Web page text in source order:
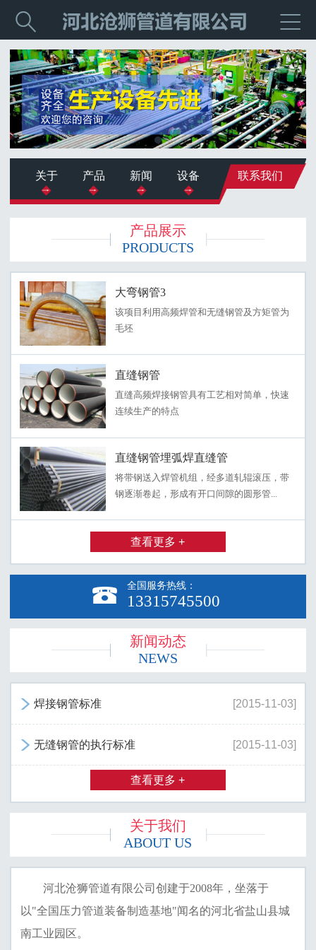


关于 产品 新闻 设备 联系我们
产品展示
PRODUCTS
大弯钢管3
该项目利用高频焊管和无缝钢管及方矩管为
毛坯
直缝钢管
直缝高频焊接钢管具有工艺相对简单，快速
连续生产的特点
直缝钢管埋弧焊直缝管
将带钢送入焊管机组，经多道轧辊滚压，带
钢逐渐卷起，形成有开口间隙的圆形管...
查看更多 +
 全国服务热线：
13315745500
新闻动态
NEWS
 [2015-11-03]
焊接钢管标准
 [2015-11-03]
无缝钢管的执行标准
查看更多 +
关于我们
ABOUT US
河北沧狮管道有限公司创建于2008年，坐落于
以"全国压力管道装备制造基地"闻名的河北省盐山县城
南工业园区。